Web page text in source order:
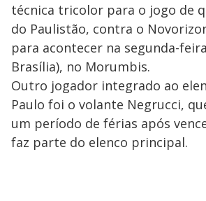
técnica tricolor para o jogo de
do Paulistão, contra o
para acontecer na segunda-
Brasília), no Morumbis.
Outro jogador integrado ao
Paulo foi o volante Negrucci,
um período de férias após
faz parte do elenco principal.